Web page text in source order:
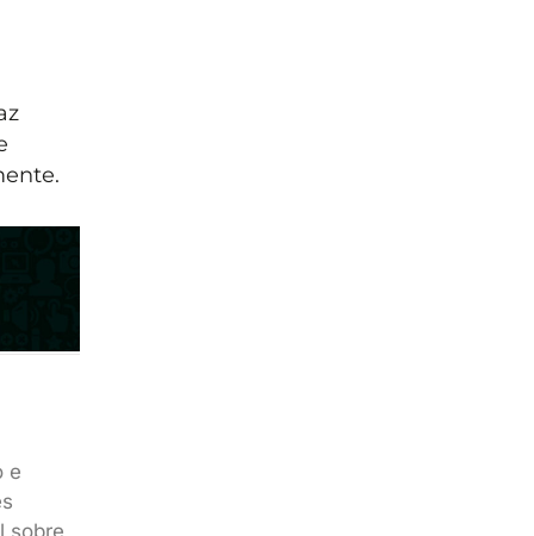
e
sobre